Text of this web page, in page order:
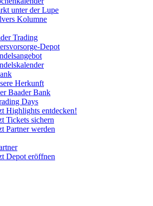
unter der Lupe
Kolumne
Trading
Depot
Herkunft
Baader Bank
Days
Highlights entdecken!
Tickets sichern
Partner werden
Depot eröffnen